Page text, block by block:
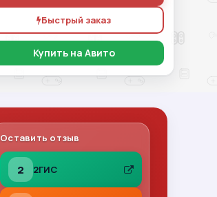
Быстрый заказ
Купить на Авито
Владимир Леонов
★ ★ ★ ★ ★
Оставить отзыв
2 2ГИС